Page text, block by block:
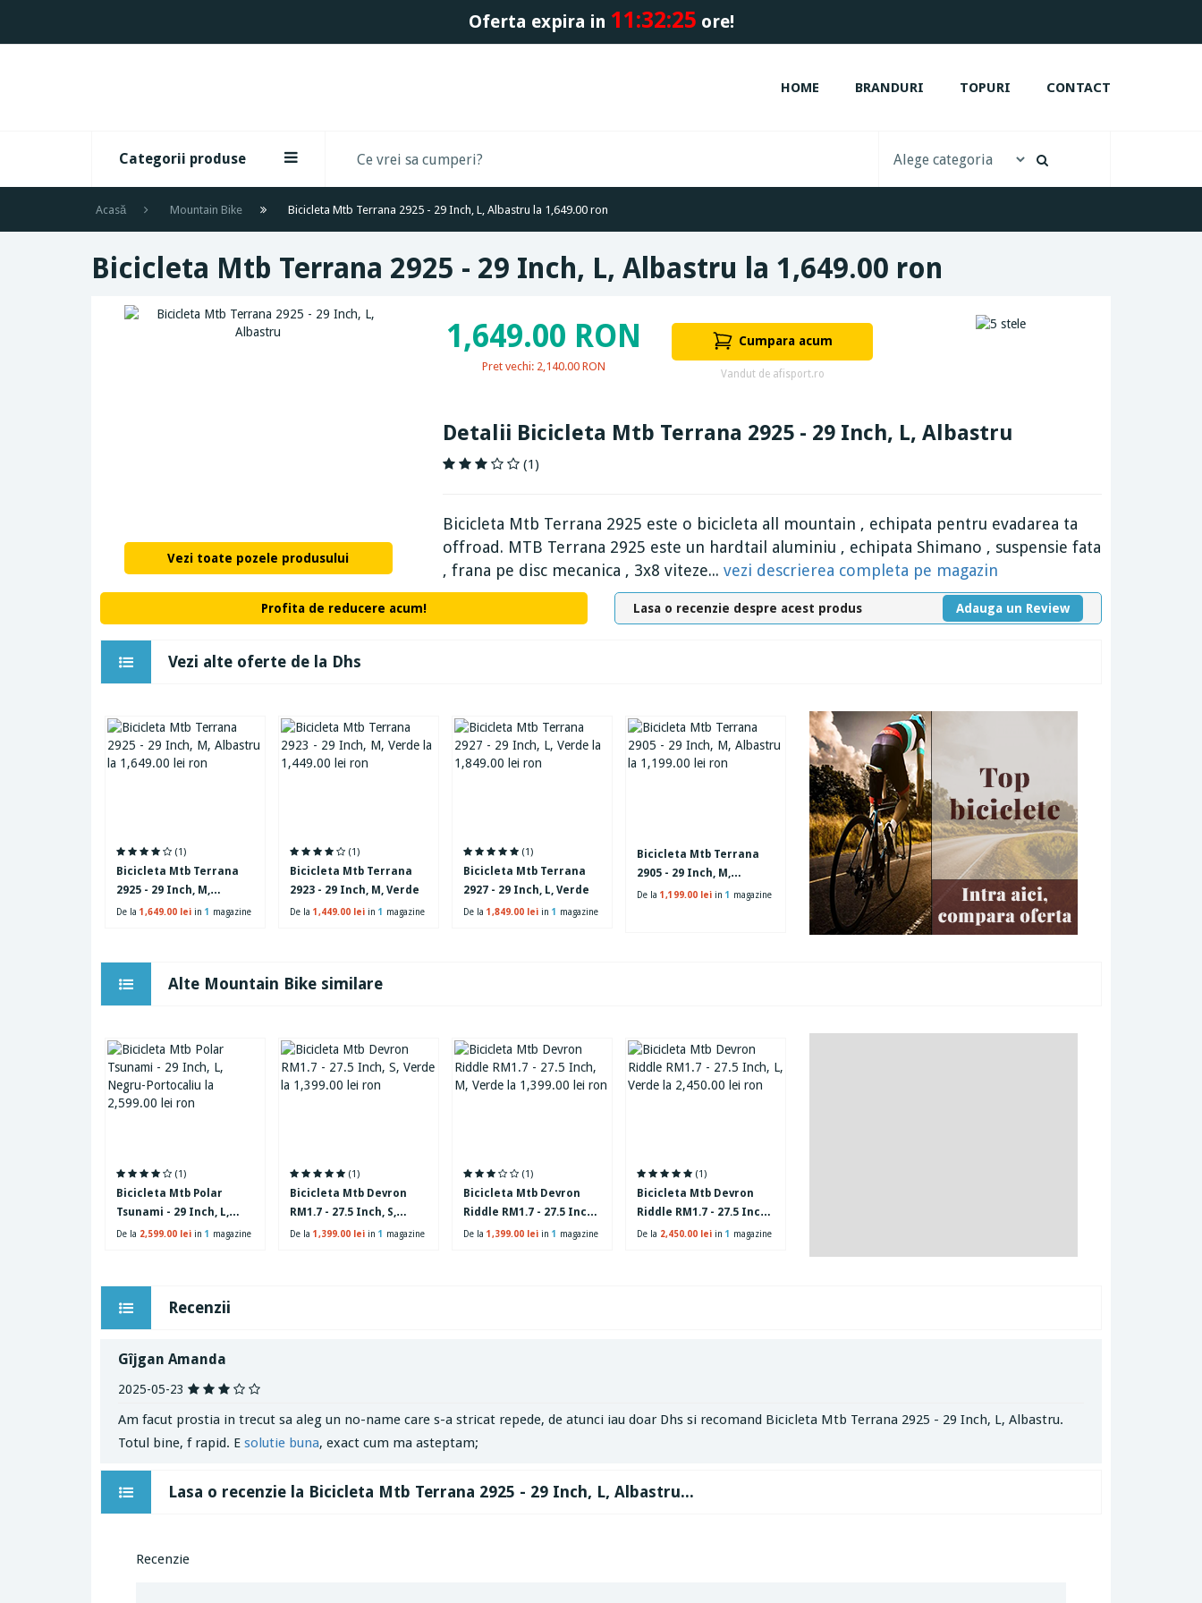
HOME BRANDURI TOPURI CONTACT
Categorii produse
Acasă Mountain Bike Bicicleta Mtb Terrana 2925 - 29 Inch, L, Albastru la 1,649.00 ron
Bicicleta Mtb Terrana 2925 - 29 Inch, L, Albastru la 1,649.00 ron
Vezi toate pozele produsului
1,649.00 RON
Pret vechi: 2,140.00 RON
Cumpara acum
Vandut de afisport.ro
Detalii Bicicleta Mtb Terrana 2925 - 29 Inch, L, Albastru
(1)
Bicicleta Mtb Terrana 2925 este o bicicleta all mountain , echipata pentru evadarea ta
offroad. MTB Terrana 2925 este un hardtail aluminiu , echipata Shimano , suspensie fata
, frana pe disc mecanica , 3x8 viteze...vezi descrierea completa pe magazin
Profita de reducere acum! Lasa o recenzie despre acest produs Adauga un Review
Vezi alte oferte de la Dhs
(1)
Bicicleta Mtb Terrana
2925 - 29 Inch, M,
Albastru
De la 1,649.00 lei in 1 magazine
(1)
Bicicleta Mtb Terrana
2923 - 29 Inch, M, Verde
De la 1,449.00 lei in 1 magazine
(1)
Bicicleta Mtb Terrana
2927 - 29 Inch, L, Verde
De la 1,849.00 lei in 1 magazine
Bicicleta Mtb Terrana
2905 - 29 Inch, M,
Albastru
De la 1,199.00 lei in 1 magazine
Alte Mountain Bike similare
(1)
Bicicleta Mtb Polar
Tsunami - 29 Inch, L,
Negru-Portocaliu
De la 2,599.00 lei in 1 magazine
(1)
Bicicleta Mtb Devron
RM1.7 - 27.5 Inch, S,
Verde
De la 1,399.00 lei in 1 magazine
(1)
Bicicleta Mtb Devron
Riddle RM1.7 - 27.5 Inch,
M, Verde
De la 1,399.00 lei in 1 magazine
(1)
Bicicleta Mtb Devron
Riddle RM1.7 - 27.5 Inch,
L, Verde
De la 2,450.00 lei in 1 magazine
Recenzii
Gîjgan Amanda
2025-05-23
Am facut prostia in trecut sa aleg un no-name care s-a stricat repede, de atunci iau doar Dhs si recomand Bicicleta Mtb Terrana 2925 - 29 Inch, L, Albastru.
Totul bine, f rapid. E solutie buna, exact cum ma asteptam;
Lasa o recenzie la Bicicleta Mtb Terrana 2925 - 29 Inch, L, Albastru...
Recenzie
Oferta expira in 11:32:24 ore!